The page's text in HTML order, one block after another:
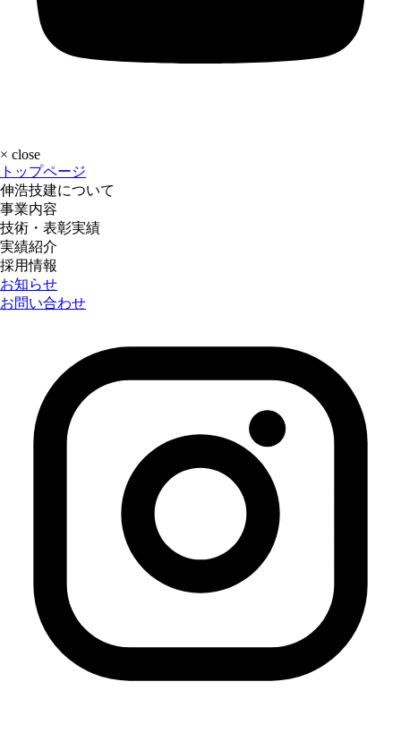
× close
トップページ
伸浩技建について
事業内容
技術・表彰実績
実績紹介
採用情報
お知らせ
お問い合わせ